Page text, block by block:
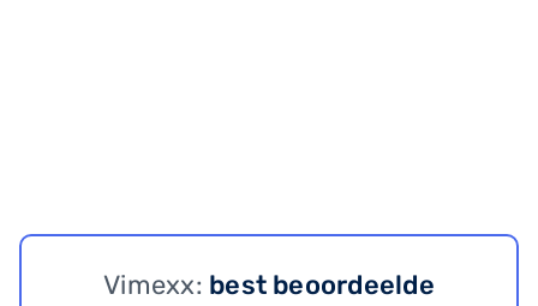
Vimexx: best beoordeelde